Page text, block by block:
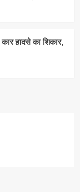
हादसे का शिकार,